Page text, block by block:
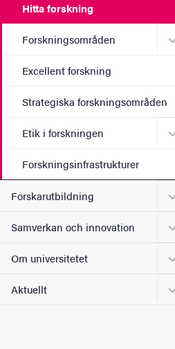
Hitta forskning
Forskningsområden
Excellent forskning
Strategiska forskningsområden
Etik i forskningen
Forskningsinfrastrukturer
Forskarutbildning
Samverkan och innovation
Om universitetet
Aktuellt